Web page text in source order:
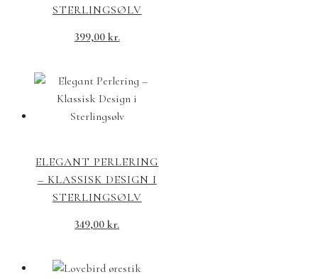
STERLINGSØLV
399,00 kr.
ELEGANT PERLERING
– KLASSISK DESIGN I
STERLINGSØLV
349,00kr.